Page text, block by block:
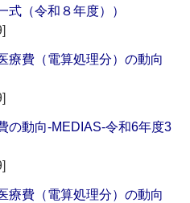
式（令和８年度））
費（電算処理分）の動向
動向-MEDIAS-令和6年度3
費（電算処理分）の動向